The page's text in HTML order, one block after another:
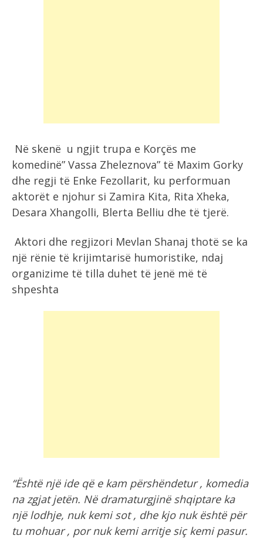
Në skenë u ngjit trupa e Korçës me
komedinë” Vassa Zheleznova” të Maxim Gorky
dhe regji të Enke Fezollarit, ku performuan
aktorët e njohur si Zamira Kita, Rita Xheka,
Desara Xhangolli, Blerta Belliu dhe të tjerë.
Aktori dhe regjizori Mevlan Shanaj thotë se ka
një rënie të krijimtarisë humoristike, ndaj
organizime të tilla duhet të jenë më të
shpeshta
“Është një ide që e kam përshëndetur , komedia
na zgjat jetën. Në dramaturgjinë shqiptare ka
një lodhje, nuk kemi sot , dhe kjo nuk është për
tu mohuar , por nuk kemi arritje siç kemi pasur.